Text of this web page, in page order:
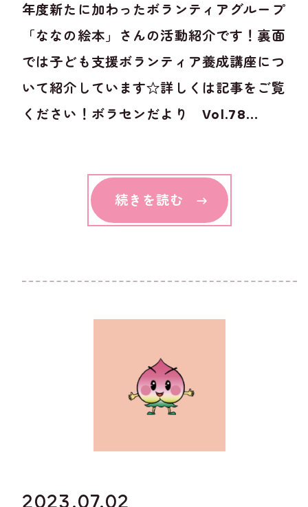
年度新たに加わったボランティアグループ
「ななの絵本」さんの活動紹介です！裏面
では子ども支援ボランティア養成講座につ
いて紹介しています☆詳しくは記事をご覧
ください！ボラセンだより Vol.78...
続きを読む